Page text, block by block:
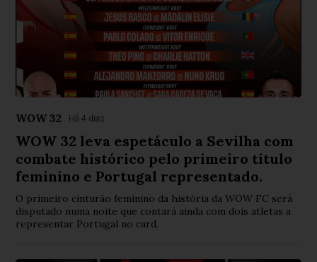
WOW 32 Há 4 dias
WOW 32 leva espetáculo a Sevilha com
combate histórico pelo primeiro título
feminino e Portugal representado.
O primeiro cinturão feminino da história da WOW FC será
disputado numa noite que contará ainda com dois atletas a
representar Portugal no card.